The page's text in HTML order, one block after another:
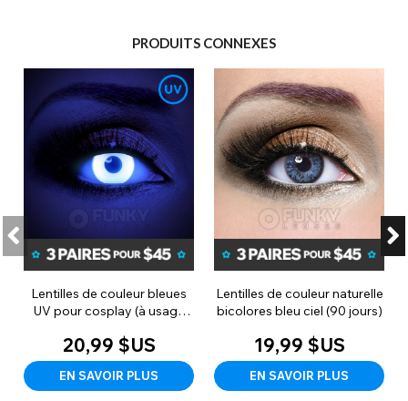
PRODUITS CONNEXES
Lentilles de couleur bleues
UV pour cosplay (à usage
20,99 $US
EN SAVOIR PLUS
Lentilles de couleur naturelle
bicolores bleu ciel (90 jours)
19,99 $US
EN SAVOIR PLUS